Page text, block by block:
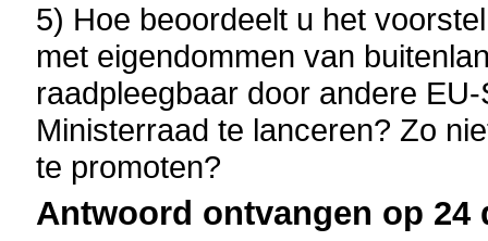
5) Hoe beoordeelt u het
met eigendommen van
raadpleegbaar door andere
Ministerraad te lanceren? Zo
te promoten?
Antwoord ontvangen op 24